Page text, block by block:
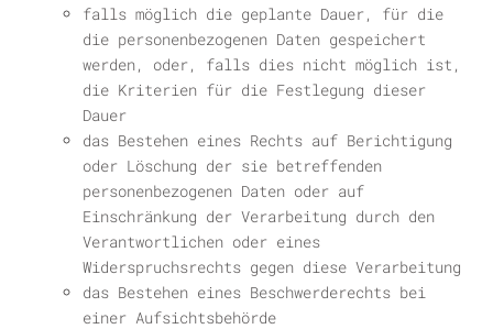
falls möglich die geplante Dauer, für die
die personenbezogenen Daten gespeichert
werden, oder, falls dies nicht möglich ist,
die Kriterien für die Festlegung dieser
Dauer
das Bestehen eines Rechts auf Berichtigung
oder Löschung der sie betreffenden
personenbezogenen Daten oder auf
Einschränkung der Verarbeitung durch den
Verantwortlichen oder eines
Widerspruchsrechts gegen diese Verarbeitung
das Bestehen eines Beschwerderechts bei
einer Aufsichtsbehörde